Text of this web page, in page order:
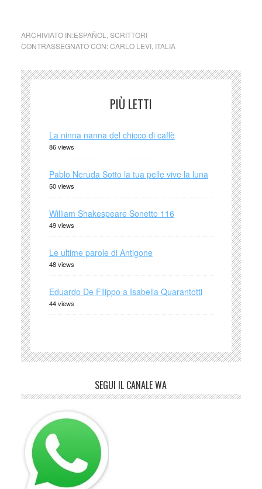
ARCHIVIATO IN:ESPAÑOL
SCRITTORI
CONTRASSEGNATO CON:CARLO LEVI, ITALIA
PIÙ LETTI
La ninna nanna del chicco di caffè
86 views
Pablo Neruda Sotto la tua pelle vive la luna
50 views
William Shakespeare Sonetto 116
49 views
Le ultime parole di Antigone
48 views
Eduardo De Filippo a Isabella Quarantotti
44 views
SEGUI IL CANALE WA